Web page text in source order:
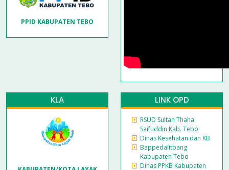
PPID KABUPATEN TEBO
KLA LINK OPD
RSUD Sultan Thaha
Saifuddin Kab. Tebo
Dinas Kesehatan dan KB
Bappedalitbang
Kabupaten Tebo
Dinas PPKB Kabupaten